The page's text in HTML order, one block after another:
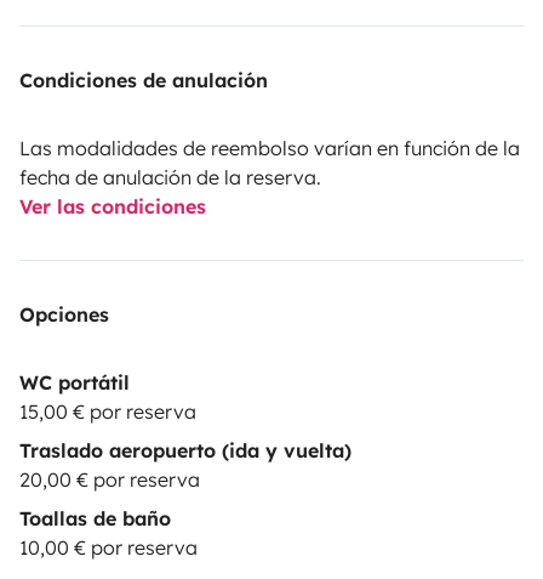
Condiciones de anulación
Las modalidades de reembolso varían en función de la
fecha de anulación de la reserva.
Ver las condiciones
Opciones
WC portátil
15,00 € por reserva
Traslado aeropuerto (ida y vuelta)
20,00 € por reserva
Toallas de baño
10,00 € por reserva